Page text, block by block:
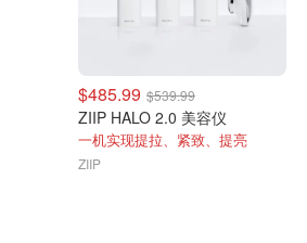
$485.99 $539.99
ZIIP HALO 2.0 美容仪
一机实现提拉、紧致、提亮
ZIIP